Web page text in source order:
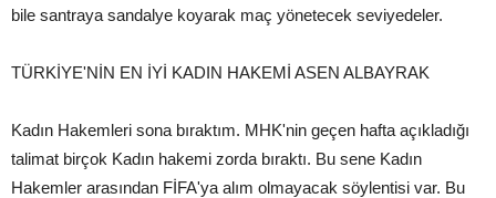
bile santraya sandalye koyarak maç yönetecek seviyedeler.
TÜRKİYE'NİN EN İYİ KADIN HAKEMİ ASEN ALBAYRAK
Kadın Hakemleri sona bıraktım. MHK'nin geçen hafta açıkladığı
talimat birçok Kadın hakemi zorda bıraktı. Bu sene Kadın
Hakemler arasından FİFA'ya alım olmayacak söylentisi var. Bu